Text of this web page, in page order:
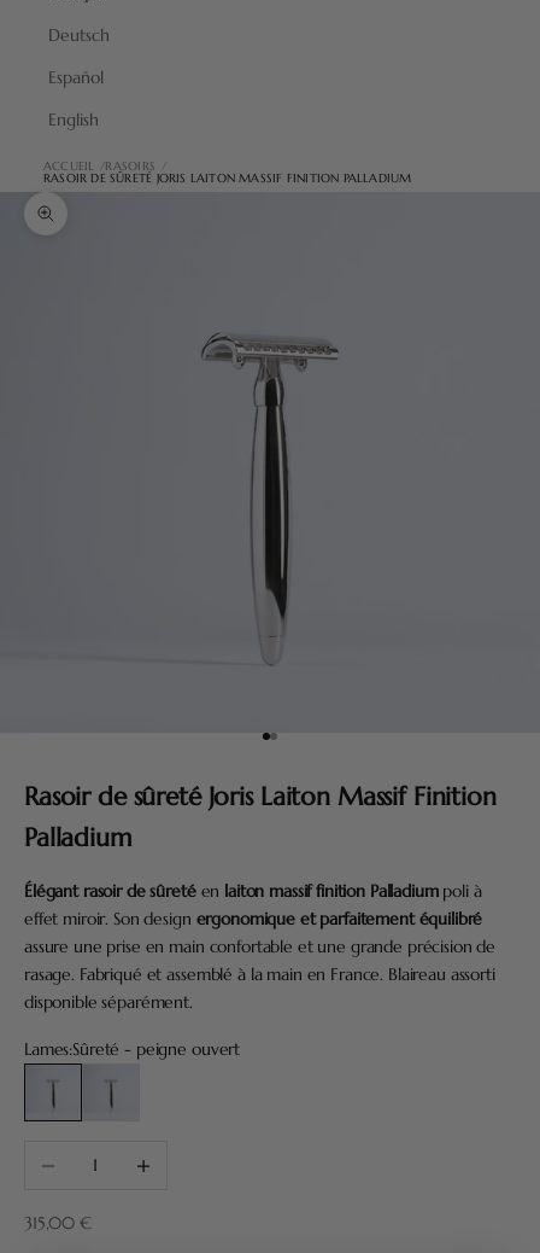
Deutsch
Español
English
ACCUEIL RASOIRS
RASOIR DE SÛRETÉ JORIS LAITON MASSIF FINITION PALLADIUM
Zoomer sur l'image
Aller à l'élément 1
Aller à l'élément 2
Rasoir de sûreté Joris Laiton Massif Finition
Palladium
Élégant rasoir de sûretéen laiton massif finition Palladiumpoli à
effet miroir. Son design ergonomique et parfaitement équilibré
assure une prise en main confortable et une grande précision de
rasage. Fabriqué et assemblé à la main en France. Blaireau assorti
disponible séparément.
Lames:Sûreté - peigne ouvert
Sûreté - peigne ouvert
Sûreté - tête fermée
Diminuer la quantité
Prix de vente
315,00 €